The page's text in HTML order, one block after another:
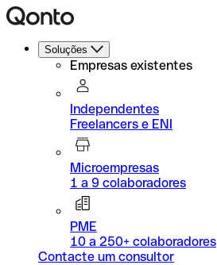
Soluções
Empresas existentes
Independentes
Freelancers e ENI
Microempresas
1 a 9 colaboradores
PME
10 a 250+ colaboradores
Contacte um consultor